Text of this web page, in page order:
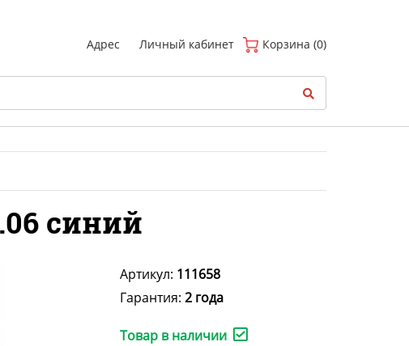
Адрес Личный кабинет Корзина (0)
синий
Артикул: 111658
Гарантия: 2 года
Товар в наличии